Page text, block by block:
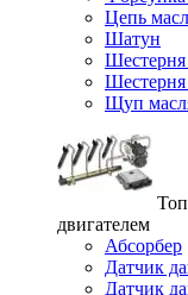
Цепь
Шатун
Шестерня
Шестерня
Щуп
двигателем
Абсорбер
Датчик
Датчик